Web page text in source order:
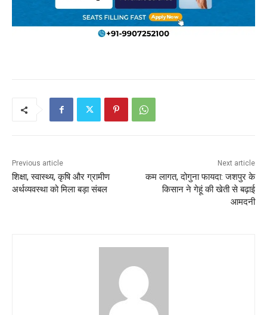
Previous article
शिक्षा, स्वास्थ्य, कृषि और ग्रामीण
अर्थव्यवस्था को मिला बड़ा संबल
Next article
कम लागत, दोगुना फायदा: जशपुर के
किसान ने गेहूं की खेती से बढ़ाई
आमदनी